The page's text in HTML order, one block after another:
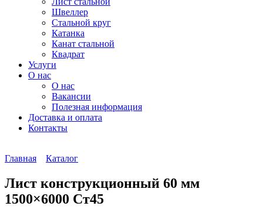
Швеллер
Стальной круг
Катанка
Канат стальной
Квадрат
Услуги
О нас
О нас
Вакансии
Полезная информация
Доставка и оплата
Контакты
Главная Каталог
Лист конструкционный 60 мм
1500×6000 Ст45